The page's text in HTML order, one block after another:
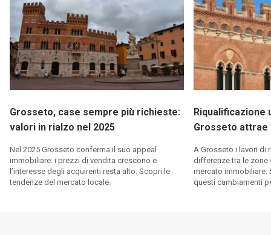
sul piano giuridico che su quello
finanziario. Fantastici.
Grosseto, case sempre più richieste:
valori in rialzo nel 2025
Nel 2025 Grosseto conferma il suo appeal
immobiliare: i prezzi di vendita crescono e
l’interesse degli acquirenti resta alto. Scopri le
tendenze del mercato locale.
Riqualificazione
Grosseto attrae
A Grosseto i lavori di
differenze tra le
mercato immobiliare.
questi cambiamenti